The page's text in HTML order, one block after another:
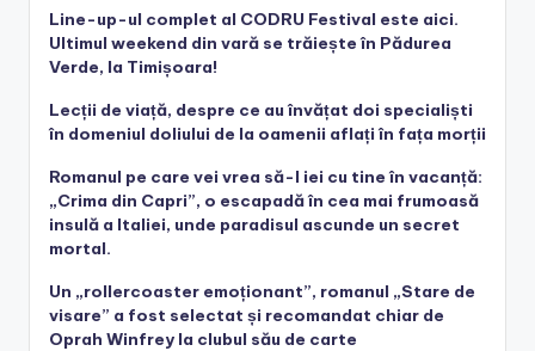
Line-up-ul complet al CODRU Festival este aici.
Ultimul weekend din vară se trăiește în Pădurea
Verde, la Timișoara!
Lecții de viață, despre ce au învățat doi specialiști
în domeniul doliului de la oamenii aflați în fața morții
Romanul pe care vei vrea să-l iei cu tine în vacanță:
„Crima din Capri”, o escapadă în cea mai frumoasă
insulă a Italiei, unde paradisul ascunde un secret
mortal.
Un „rollercoaster emoționant”, romanul „Stare de
visare” a fost selectat și recomandat chiar de
Oprah Winfrey la clubul său de carte